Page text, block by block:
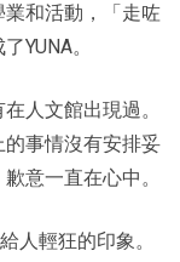
和活動，「走咗
YUNA。
人文館出現過。
事情沒有安排妥
意一直在心中。
人輕狂的印象。